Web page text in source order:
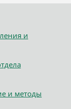
и
и методы